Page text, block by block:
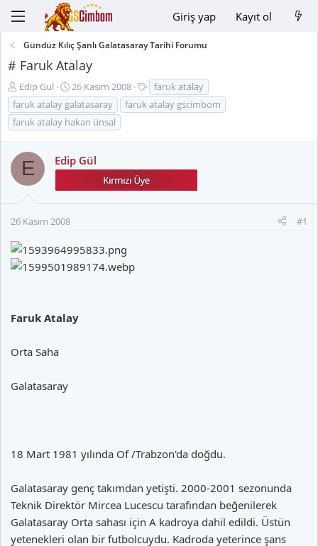
Giriş yap Kayıt ol
Gündüz Kılıç Şanlı Galatasaray Tarihi Forumu
# Faruk Atalay
K
o
n
u
u
a
a
t
a
n
Edip Gül
B
a
ş
l
n
g
i
h
26 Kasım 2008
t
i
l
e
faruk atalay
faruk atalay galatasaray
faruk atalay gscimbom
faruk atalay hakan ünsal
E Edip Gül
26 Kasım 2008 #1
Faruk Atalay
Orta Saha
Galatasaray
18 Mart 1981 yılında Of /Trabzon'da doğdu.
Galatasaray genç takımdan yetişti. 2000-2001 sezonunda
Teknik Direktör Mircea Lucescu tarafından beğenilerek
Galatasaray Orta sahası için A kadroya dahil edildi. Üstün
yetenekleri olan bir futbolcuydu. Kadroda yeterince şans